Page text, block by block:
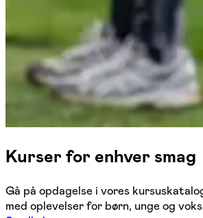
Kurser for enhver smag
Gå på opdagelse i vores
med oplevelser for børn, unge og